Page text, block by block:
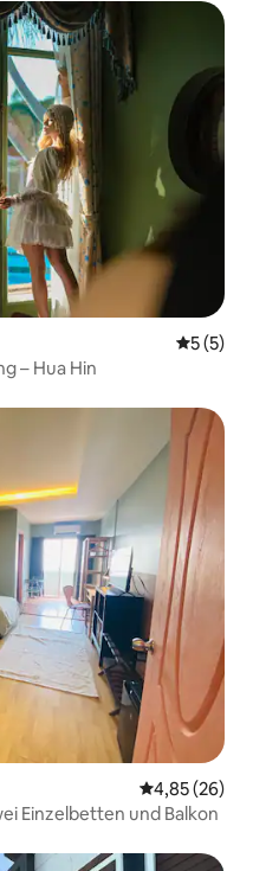
5 (5)
– Hua Hin
4,85 (26)
Einzelbetten und Balkon